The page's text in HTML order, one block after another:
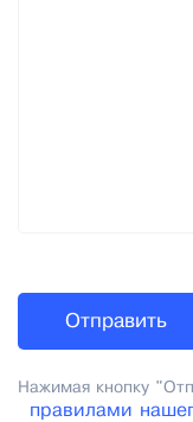
Нажимая кнопку
правилами